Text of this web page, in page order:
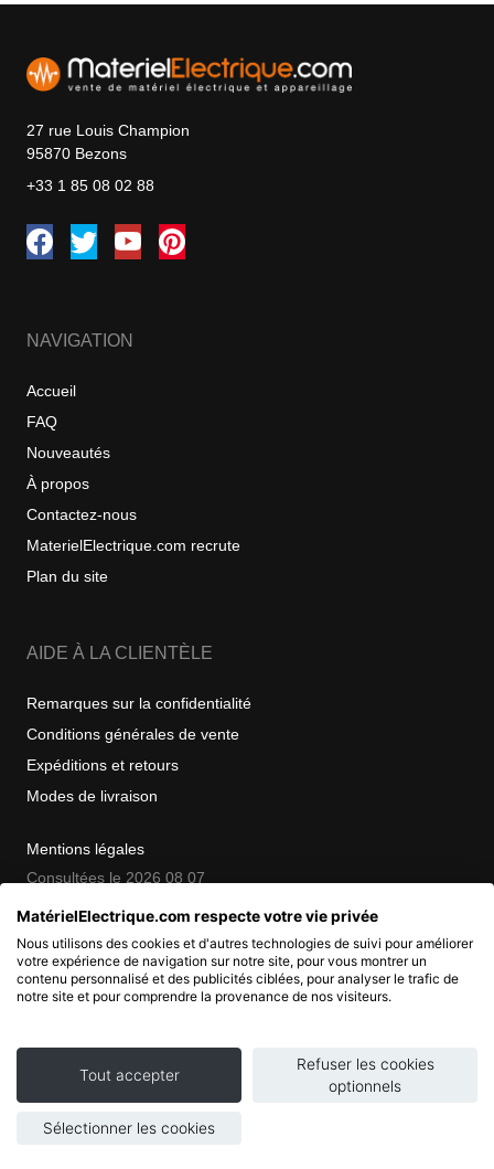
27 rue Louis Champion
95870 Bezons
+33 1 85 08 02 88
NAVIGATION
Accueil
FAQ
Nouveautés
À propos
Contactez-nous
MaterielElectrique.com recrute
Plan du site
AIDE À LA CLIENTÈLE
Remarques sur la confidentialité
Conditions générales de vente
Expéditions et retours
Modes de livraison
Mentions légales
Consultées le 2026 08 07
COPYRIGHT
© 2007 - 2026 Nimbanet
MatérielElectrique.com respecte votre vie privée
Nous utilisons des cookies et d'autres technologies de suivi pour améliorer
votre expérience de navigation sur notre site, pour vous montrer un
contenu personnalisé et des publicités ciblées, pour analyser le trafic de
notre site et pour comprendre la provenance de nos visiteurs.
Tout accepter
Refuser les cookies
optionnels
Sélectionner les cookies